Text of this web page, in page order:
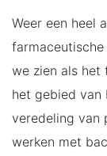
Weer een heel
we zien als het
het gebied van
veredeling van
werken met